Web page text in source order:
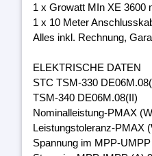
1 x Growatt MIn XE 3600
1 x 10 Meter
Alles inkl. Rechnung,
ELEKTRISCHE DATEN
STC TSM-330
TSM-340 DE06M.08(II)
Nominalleistung-PMAX
Leistungstoleranz-PMAX
Spannung im MPP-